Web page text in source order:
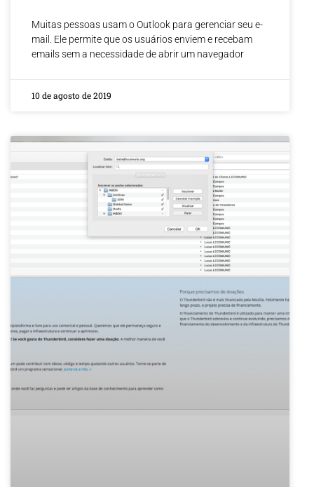
Muitas pessoas usam o Outlook para gerenciar seu e-
mail. Ele permite que os usuários enviem e recebam
emails sem a necessidade de abrir um navegador
10 de agosto de 2019